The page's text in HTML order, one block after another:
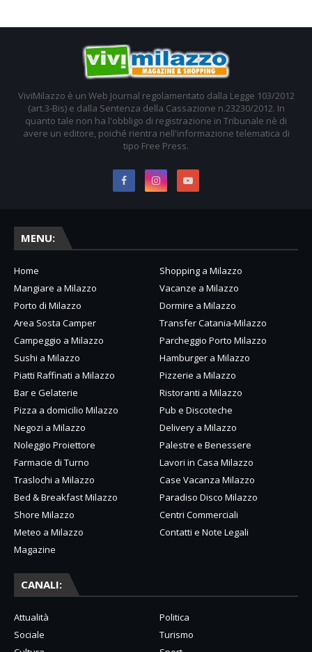
ViviMilazzo è un Web Journal regolamentato dalla Legge 103/2012
(art.3-Bis) e dalla Sentenza della Cassazione n.23230/2012. In
quanto tale non ha l'obbligo di registrazione in Tribunale nè di
avere un editore, poiché rientra nell'informazione telematica di
tipo Free Press.
MENU:
Home
Shopping a Milazzo
Mangiare a Milazzo
Vacanze a Milazzo
Porto di Milazzo
Dormire a Milazzo
Area Sosta Camper
Transfer Catania-Milazzo
Campeggio a Milazzo
Parcheggio Porto Milazzo
Sushi a Milazzo
Hamburger a Milazzo
Piatti Raffinati a Milazzo
Pizzerie a Milazzo
Bar e Gelaterie
Ristoranti a Milazzo
Pizza a domicilio Milazzo
Pub e Discoteche
Negozi a Milazzo
Delivery a Milazzo
Noleggio Proiettore
Palestre e Benessere
Farmacie di Turno
Lavori in Casa Milazzo
Traslochi a Milazzo
Case Vacanza Milazzo
Bed & Breakfast Milazzo
Paradiso Disco Milazzo
Shore Milazzo
Centri Commerciali
Meteo a Milazzo
Contatti e Note Legali
Magazine
CANALI:
Attualità
Politica
Sociale
Turismo